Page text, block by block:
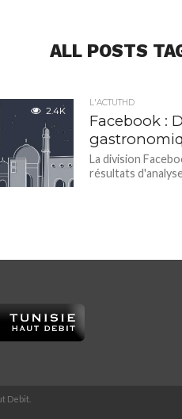
ALL POSTS
2.4K
L'ACTUTHD
Facebook :
La division
résultats
Debit.